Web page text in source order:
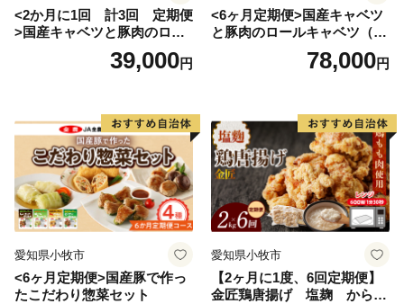
<2か月に1回 計3回 定期便
>国産キャベツと豚肉のロー
ルキャベツ（4P入り）
39,000円
<6ヶ月定期便>国産キャベツ
と豚肉のロールキャベツ（4P
78,000円
愛知県小牧市
<6ヶ月定期便>国産豚で作っ
たこだわり惣菜セット
愛知県小牧市
【2ヶ月に1度、6回定期便】
金匠鶏唐揚げ 塩麹 からあ